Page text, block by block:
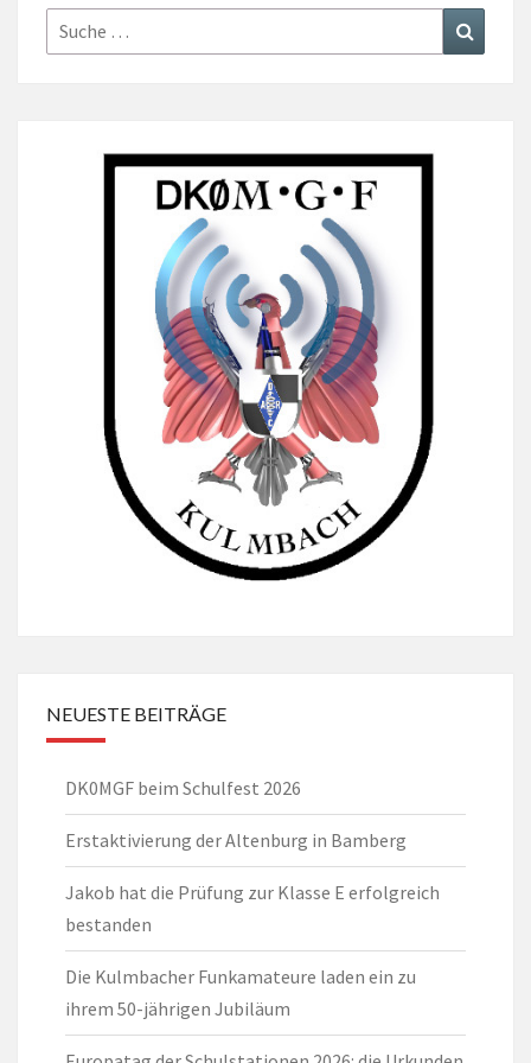
Suche
nach:
NEUESTE BEITRÄGE
DK0MGF beim Schulfest 2026
Erstaktivierung der Altenburg in Bamberg
Jakob hat die Prüfung zur Klasse E erfolgreich
bestanden
Die Kulmbacher Funkamateure laden ein zu
ihrem 50-jährigen Jubiläum